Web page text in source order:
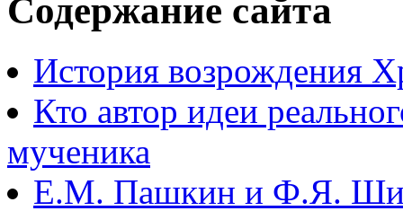
Содержание сайта
История возрождения
Кто автор идеи
мученика
Е.М. Пашкин и Ф.Я.